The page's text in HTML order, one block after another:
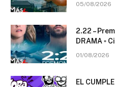
05/08/2026
2.22 –
DRAMA ▫️
01/08/2026
EL